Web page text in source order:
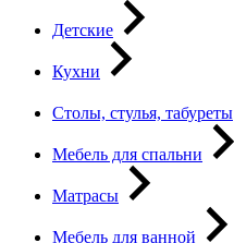
Детские
Кухни
Столы, стулья, табуреты
Мебель для спальни
Матрасы
Мебель для ванной